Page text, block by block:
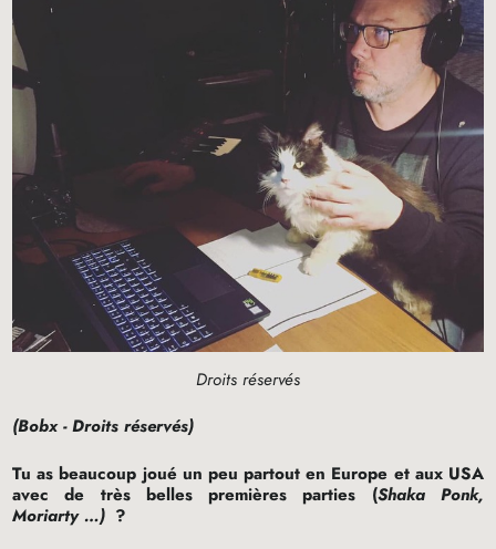
Droits réservés
(Bobx - Droits réservés)
Tu as beaucoup joué un peu partout en Europe et aux USA
avec de très belles premières parties (Shaka Ponk,
Moriarty …) ?